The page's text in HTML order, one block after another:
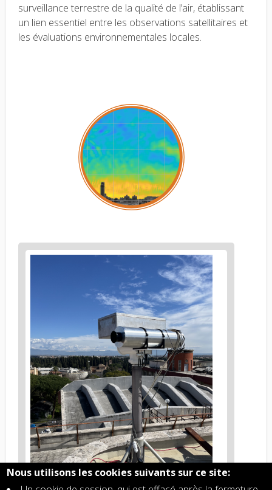
surveillance terrestre de la qualité de l’air, établissant
un lien essentiel entre les observations satellitaires et
les évaluations environnementales locales.
Nous utilisons les cookies suivants sur ce site: